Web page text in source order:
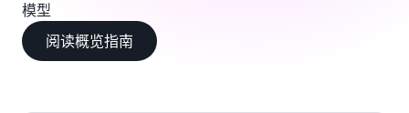
模型
阅读概览指南